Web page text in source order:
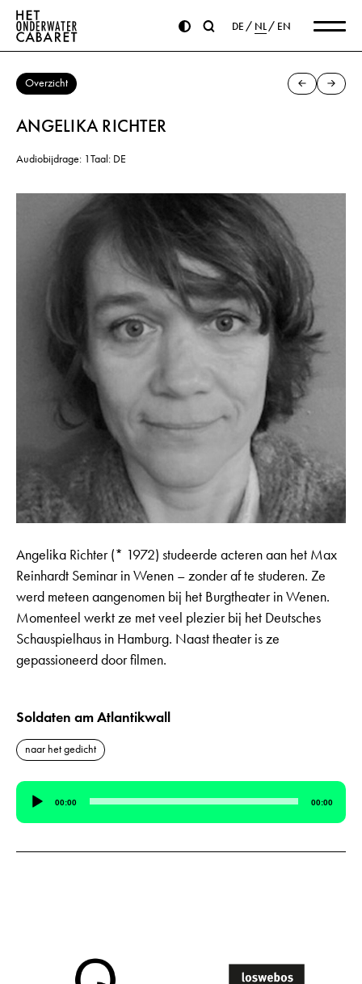
DE NL EN
Overzicht
ANGELIKA RICHTER
Audiobijdrage: 1Taal: DE
Angelika Richter (* 1972) studeerde acteren aan het Max
Reinhardt Seminar in Wenen – zonder af te studeren. Ze
werd meteen aangenomen bij het Burgtheater in Wenen.
Momenteel werkt ze met veel plezier bij het Deutsches
Schauspielhaus in Hamburg. Naast theater is ze
gepassioneerd door filmen.
Soldaten am Atlantikwall
naar het gedicht
Audiospeler
00:00 00:00